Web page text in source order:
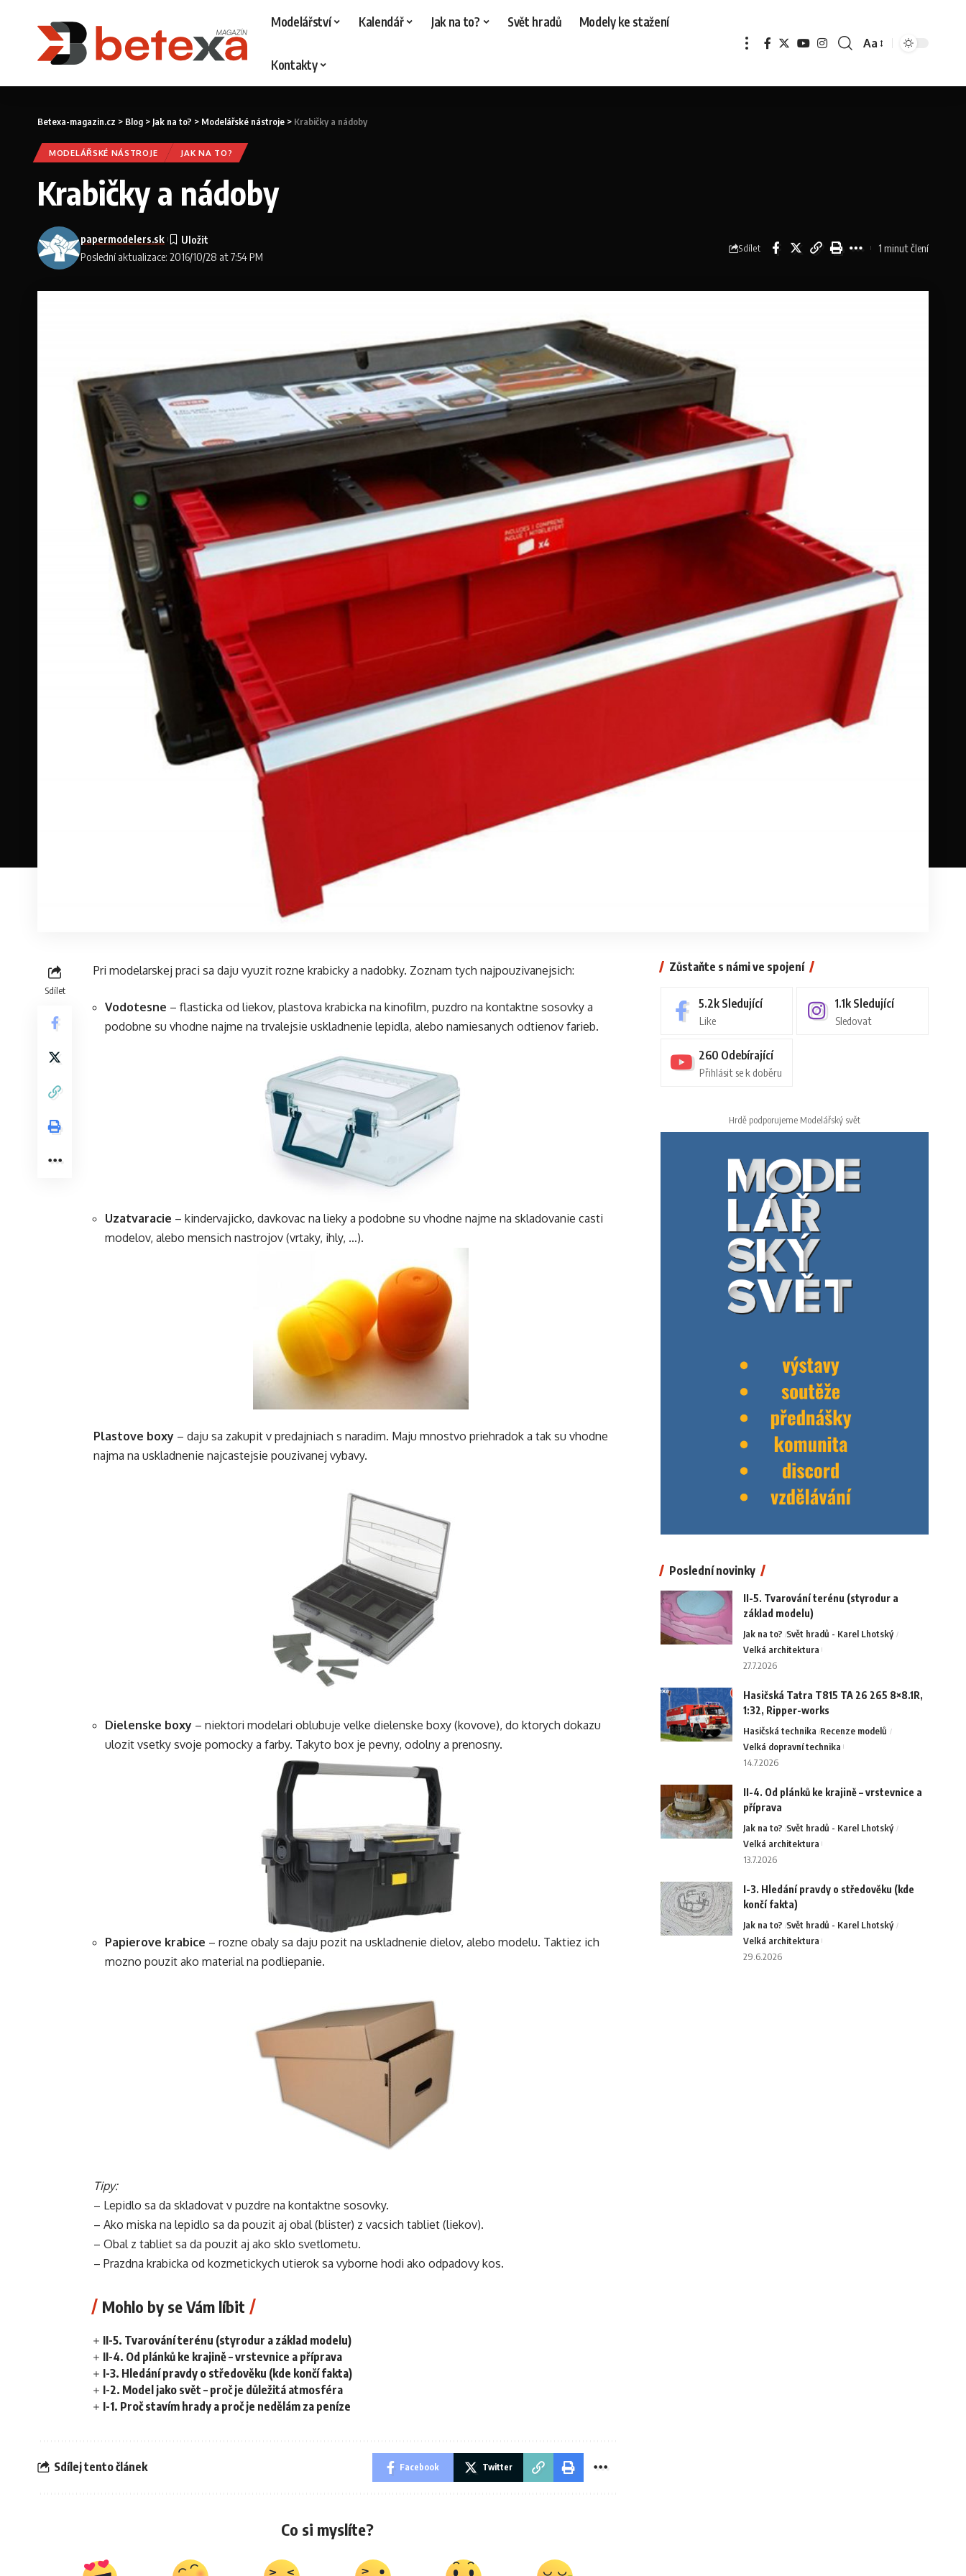
Modelářství Kalendář Jak na to? Svět hradů Modely ke stažení
Kontakty
Aa
Betexa-magazin.cz > Blog > Jak na to? > Modelářské nástroje > Krabičky a nádoby
MODELÁŘSKÉ NÁSTROJE JAK NA TO?
Krabičky a nádoby
Poslední aktualizace: 2016/10/28 at 7:54 PM
papermodelers.sk
Sdílet 1 minut člení
Sdílet
Pri modelarskej praci sa daju vyuzit rozne krabicky a nadobky. Zoznam tych najpouzivanejsich:
Vodotesne – flasticka od liekov, plastova krabicka na kinofilm, puzdro na kontaktne sosovky a
podobne su vhodne najme na trvalejsie uskladnenie lepidla, alebo namiesanych odtienov farieb.
Uzatvaracie – kindervajicko, davkovac na lieky a podobne su vhodne najme na skladovanie casti
modelov, alebo mensich nastrojov (vrtaky, ihly, …).
Plastove boxy – daju sa zakupit v predajniach s naradim. Maju mnostvo priehradok a tak su vhodne
najma na uskladnenie najcastejsie pouzivanej vybavy.
Dielenske boxy – niektori modelari oblubuje velke dielenske boxy (kovove), do ktorych dokazu
ulozit vsetky svoje pomocky a farby. Takyto box je pevny, odolny a prenosny.
Papierove krabice – rozne obaly sa daju pozit na uskladnenie dielov, alebo modelu. Taktiez ich
mozno pouzit ako material na podliepanie.
Tipy:
– Lepidlo sa da skladovat v puzdre na kontaktne sosovky.
– Ako miska na lepidlo sa da pouzit aj obal (blister) z vacsich tabliet (liekov).
– Obal z tabliet sa da pouzit aj ako sklo svetlometu.
– Prazdna krabicka od kozmetickych utierok sa vyborne hodi ako odpadovy kos.
Mohlo by se Vám líbit
II-5. Tvarování terénu (styrodur a základ modelu)
II-4. Od plánků ke krajině – vrstevnice a příprava
I-3. Hledání pravdy o středověku (kde končí fakta)
I-2. Model jako svět – proč je důležitá atmosféra
I-1. Proč stavím hrady a proč je nedělám za peníze
Sdílej tento článek Facebook Twitter
Co si myslíte?
Zůstaňte s námi ve spojení
5.2k Sledující
Like
1.1k Sledující
Sledovat
260 Odebírající
Přihlásit se k doběru
Hrdě podporujeme Modelářský svět
Poslední novinky
II-5. Tvarování terénu (styrodur a
základ modelu)
Jak na to? Svět hradů - Karel Lhotský
Velká architektura
27.7.2026
Hasičská Tatra T815 TA 26 265 8×8.1R,
1:32, Ripper-works
Hasičská technika Recenze modelů
Velká dopravní technika
14.7.2026
II-4. Od plánků ke krajině – vrstevnice a
příprava
Jak na to? Svět hradů - Karel Lhotský
Velká architektura
13.7.2026
I-3. Hledání pravdy o středověku (kde
končí fakta)
Jak na to? Svět hradů - Karel Lhotský
Velká architektura
29.6.2026